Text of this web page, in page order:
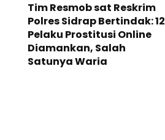
Tim Resmob sat Reskrim
Polres Sidrap Bertindak: 12
Pelaku Prostitusi Online
Diamankan, Salah
Satunya Waria